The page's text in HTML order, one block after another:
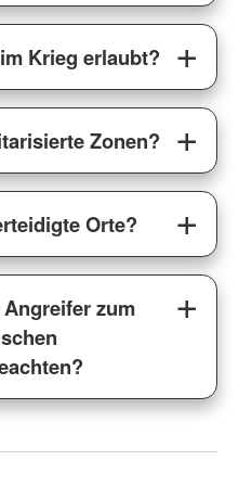
Krieg erlaubt?
Zonen?
Orte?
zum